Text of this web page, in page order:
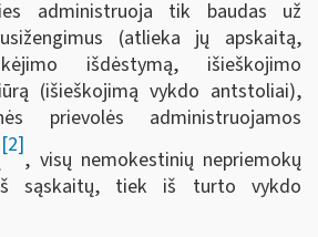
administruoja tik baudas už
(atlieka jų apskaitą,
išdėstymą, išieškojimo
(išieškojimą vykdo antstoliai),
prievolės administruojamos
[2]
, visų nemokestinių nepriemokų
sąskaitų, tiek iš turto vykdo